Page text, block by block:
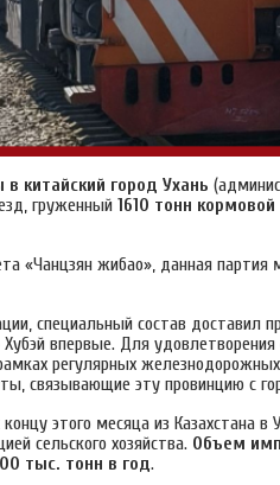
китайский город Ухань
груженный 1610 тонн
«Чанцзян жибао», данная
специальный состав доставил
впервые. Для
регулярных
связывающие эту провинцию с
этого месяца из Казахстана
сельского хозяйства. Объем
тыс. тонн в год.